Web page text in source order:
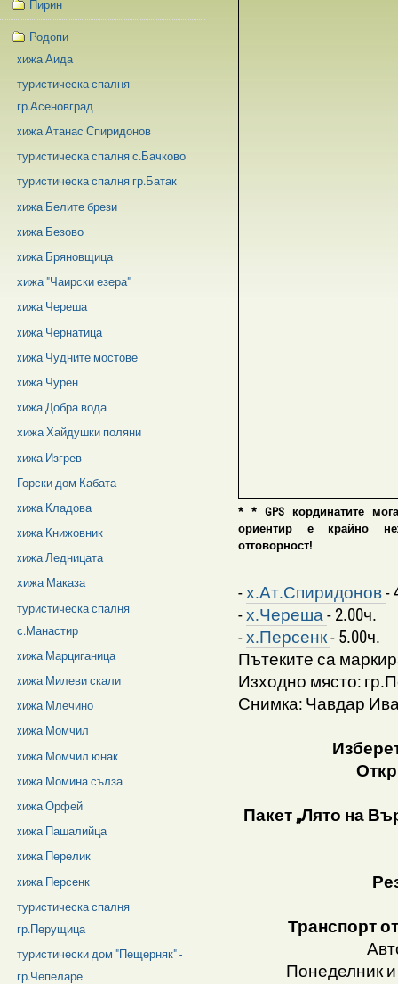
* * GPS кординатите
ориентир е крайно
отговорност!
-х.Ат.Спиридонов-
-х.Череша- 2.00ч.
-х.Персенк- 5.00ч.
Пътеките са
Изходно място:
Снимка: Чавдар
Пакет „Лято на
Транспорт
Понеделник и
Пирин
Родопи
xижа Аида
туристическа спалня
гр.Асеновград
xижа Атанас Спиридонов
туристическа спалня с.Бачково
туристическа спалня гр.Батак
xижа Белите брези
xижа Безово
xижа Бряновщица
хижа "Чаирски езера"
xижа Череша
xижа Чернатица
xижа Чудните мостове
xижа Чурен
xижа Добра вода
хижа Хайдушки поляни
xижа Изгрев
Горски дом Кабата
xижа Кладова
xижа Книжовник
xижа Ледницата
хижа Маказа
туристическа спалня
с.Манастир
xижа Марциганица
xижа Милеви скали
xижа Млечино
xижа Момчил
xижа Момчил юнак
xижа Момина сълза
xижа Орфей
xижа Пашалийца
xижа Перелик
xижа Персенк
туристическа спалня
гр.Перущица
туристически дом "Пещерняк" -
гр.Чепеларе